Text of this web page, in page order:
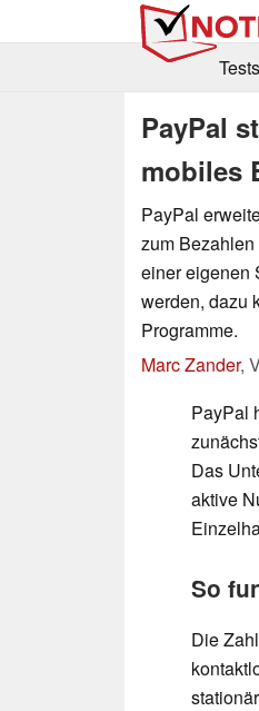
Tests
PayPal
mobiles
PayPal
zum
einer eigenen
werden, dazu
Programme.
Marc Zander,
PayPal
Das
aktive
So
Die